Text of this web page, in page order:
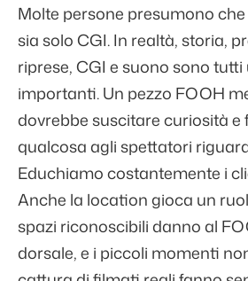
Molte persone presumono
sia solo CGI. In realtà, storia,
riprese, CGI e suono sono
importanti. Un pezzo FOOH
dovrebbe suscitare curiosità e
qualcosa agli spettatori
Educhiamo costantemente i
Anche la location gioca un
spazi riconoscibili danno al
dorsale, e i piccoli momenti